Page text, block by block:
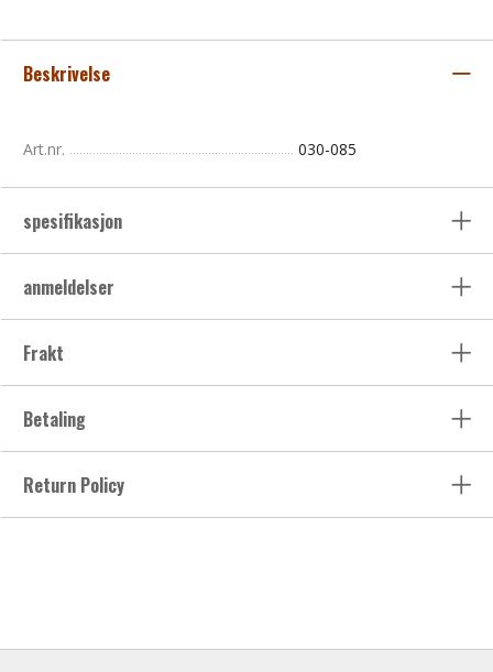
Beskrivelse
Art.nr. 030-085
spesifikasjon
anmeldelser
Frakt
Betaling
Return Policy